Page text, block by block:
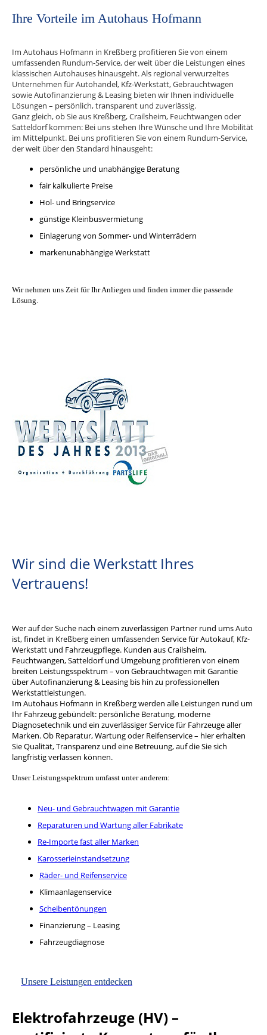
Ihre Vorteile im Autohaus Hofmann
Im Autohaus Hofmann in Kreßberg profitieren Sie von einem
umfassenden Rundum-Service, der weit über die Leistungen eines
klassischen Autohauses hinausgeht. Als regional verwurzeltes
Unternehmen für Autohandel, Kfz-Werkstatt, Gebrauchtwagen
sowie Autofinanzierung & Leasing bieten wir Ihnen individuelle
Lösungen – persönlich, transparent und zuverlässig.
Ganz gleich, ob Sie aus Kreßberg, Crailsheim, Feuchtwangen oder
Satteldorf kommen: Bei uns stehen Ihre Wünsche und Ihre Mobilität
im Mittelpunkt. Bei uns profitieren Sie von einem Rundum-Service,
der weit über den Standard hinausgeht:
persönliche und unabhängige Beratung
fair kalkulierte Preise
Hol- und Bringservice
günstige Kleinbusvermietung
Einlagerung von Sommer- und Winterrädern
markenunabhängige Werkstatt
Wir nehmen uns Zeit für Ihr Anliegen und finden immer die passende
Lösung.
Wir sind die Werkstatt Ihres
Vertrauens!
Wer auf der Suche nach einem zuverlässigen Partner rund ums Auto
ist, findet in Kreßberg einen umfassenden Service für Autokauf, Kfz-
Werkstatt und Fahrzeugpflege. Kunden aus Crailsheim,
Feuchtwangen, Satteldorf und Umgebung profitieren von einem
breiten Leistungsspektrum – von Gebrauchtwagen mit Garantie
über Autofinanzierung & Leasing bis hin zu professionellen
Werkstattleistungen.
Im Autohaus Hofmann in Kreßberg werden alle Leistungen rund um
Ihr Fahrzeug gebündelt: persönliche Beratung, moderne
Diagnosetechnik und ein zuverlässiger Service für Fahrzeuge aller
Marken. Ob Reparatur, Wartung oder Reifenservice – hier erhalten
Sie Qualität, Transparenz und eine Betreuung, auf die Sie sich
langfristig verlassen können.
Unser Leistungsspektrum umfasst unter anderem:
Neu- und Gebrauchtwagen mit Garantie
Reparaturen und Wartung aller Fabrikate
Re-Importe fast aller Marken
Karosserieinstandsetzung
Räder- und Reifenservice
Klimaanlagenservice
Scheibentönungen
Finanzierung – Leasing
Fahrzeugdiagnose
Unsere Leistungen entdecken
Elektrofahrzeuge (HV) –